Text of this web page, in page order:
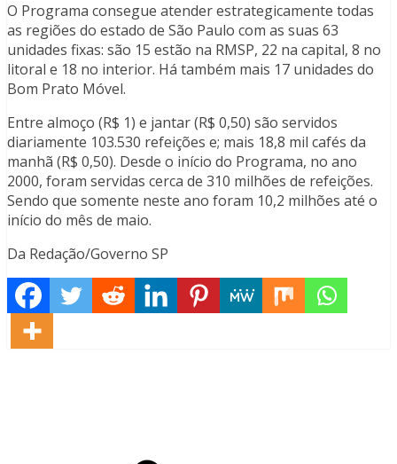
O Programa consegue atender estrategicamente todas
as regiões do estado de São Paulo com as suas 63
unidades fixas: são 15 estão na RMSP, 22 na capital, 8 no
litoral e 18 no interior. Há também mais 17 unidades do
Bom Prato Móvel.
Entre almoço (R$ 1) e jantar (R$ 0,50) são servidos
diariamente 103.530 refeições e; mais 18,8 mil cafés da
manhã (R$ 0,50). Desde o início do Programa, no ano
2000, foram servidas cerca de 310 milhões de refeições.
Sendo que somente neste ano foram 10,2 milhões até o
início do mês de maio.
Da Redação/Governo SP